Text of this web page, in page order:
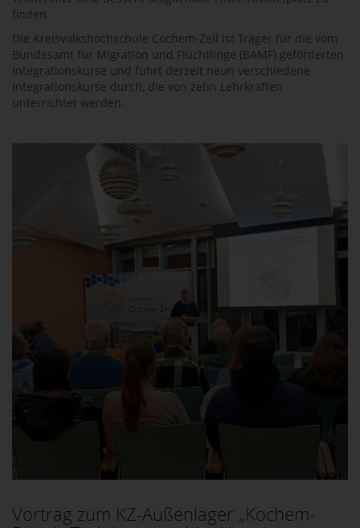
finden.
Die Kreisvolkshochschule Cochem-Zell ist Träger für die vom
Bundesamt für Migration und Flüchtlinge (BAMF) geförderten
Integrationskurse und führt derzeit neun verschiedene
Integrationskurse durch, die von zehn Lehrkräften
unterrichtet werden.
Vortrag zum KZ-Außenlager „Kochem-